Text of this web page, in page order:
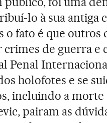
lo à sua antiga
o fato é que outros
de guerra e
Penal
holofotes e se
incluindo a
pairam as